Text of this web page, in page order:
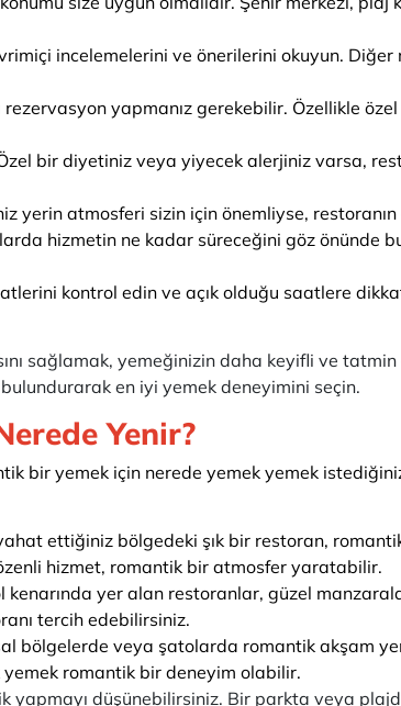
incelemelerini ve önerilerini okuyun.
yapmanız gerekebilir. Özellikle
bir diyetiniz veya yiyecek alerjiniz varsa,
yerin atmosferi sizin için önemliyse,
hizmetin ne kadar süreceğini göz önünde
kontrol edin ve açık olduğu saatlere
sağlamak, yemeğinizin daha keyifli ve tatmin
en iyi yemek deneyimini seçin.
Yenir?
bir yemek için nerede yemek yemek
ettiğiniz bölgedeki şık bir restoran,
hizmet, romantik bir atmosfer yaratabilir.
kenarında yer alan restoranlar, güzel
tercih edebilirsiniz.
bölgelerde veya şatolarda romantik akşam
romantik bir deneyim olabilir.
yapmayı düşünebilirsiniz. Bir parkta veya